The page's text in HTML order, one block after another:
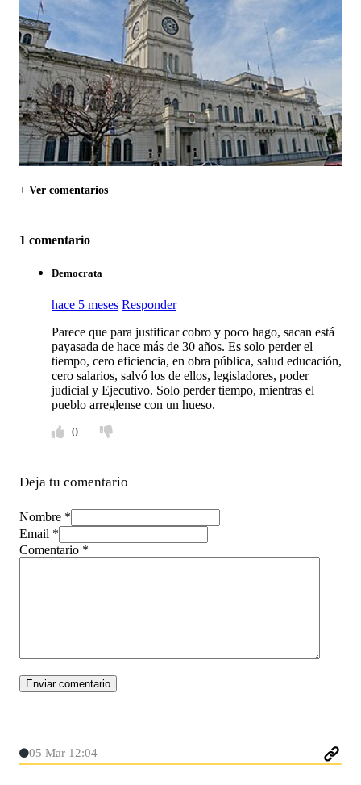
+ Ver comentarios
1 comentario
Democrata
hace 5 meses Responder
Parece que para justificar cobro y poco hago, sacan está
payasada de hace más de 30 años. Es solo perder el
tiempo, cero eficiencia, en obra pública, salud educación,
cero salarios, salvó los de ellos, legisladores, poder
judicial y Ejecutivo. Solo perder tiempo, mientras el
pueblo arreglense con un hueso.
0
Deja tu comentario
Nombre *
Email *
Comentario *
05 Mar 12:04